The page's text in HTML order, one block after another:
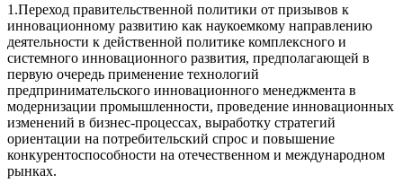
1.Переход правительственной политики от призывов к
инновационному развитию как наукоемкому направлению
деятельности к действенной политике комплексного и
системного инновационного развития, предполагающей в
первую очередь применение технологий
предпринимательского инновационного менеджмента в
модернизации промышленности, проведение инновационных
изменений в бизнес-процессах, выработку стратегий
ориентации на потребительский спрос и повышение
конкурентоспособности на отечественном и международном
рынках.